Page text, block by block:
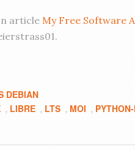
article My Free Software
DEBIAN
, LIBRE , LTS , MOI ,